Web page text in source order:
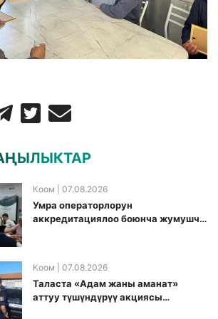
Коом | 07.08.2026
Умра операторлорун
аккредитациялоо боюнча жумушчу
Коом | 07.08.2026
Таласта «Адам жаны аманат»
аттуу түшүндүрүү акциясы